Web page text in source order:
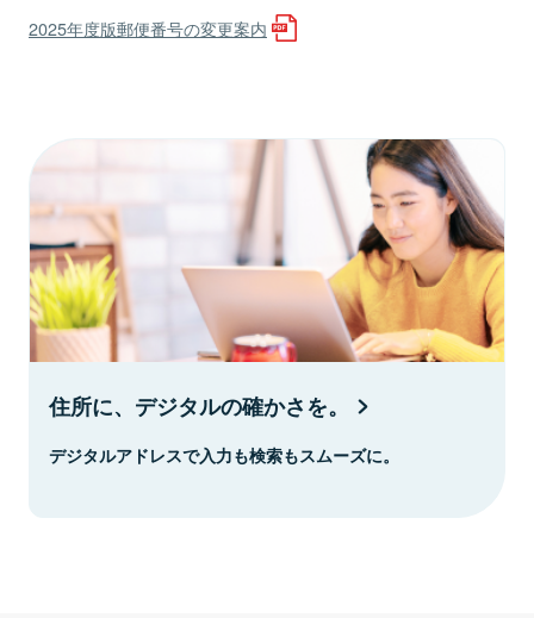
2025年度版郵便番号の変更案内
住所に、デジタルの確かさを。
デジタルアドレスで入力も検索もスムーズに。